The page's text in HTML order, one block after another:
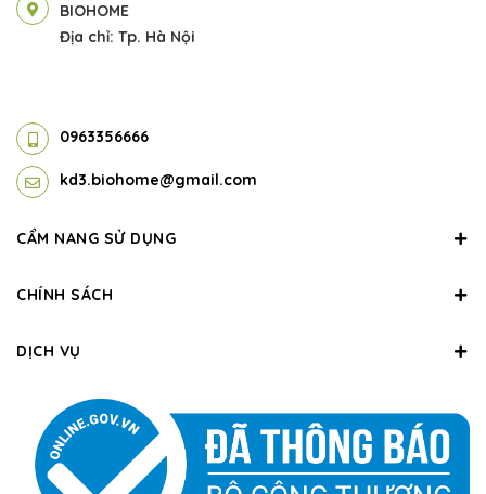
BIOHOME
Địa chỉ: Tp. Hà Nội
0963356666
kd3.biohome@gmail.com
CẨM NANG SỬ DỤNG
CHÍNH SÁCH
DỊCH VỤ